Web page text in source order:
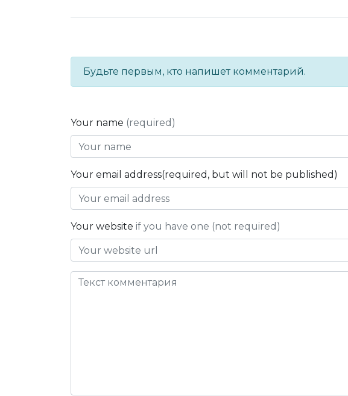
Будьте первым, кто напишет комментарий.
Your name (required)
Your email address(required, but will not be published)
Your website if you have one (not required)